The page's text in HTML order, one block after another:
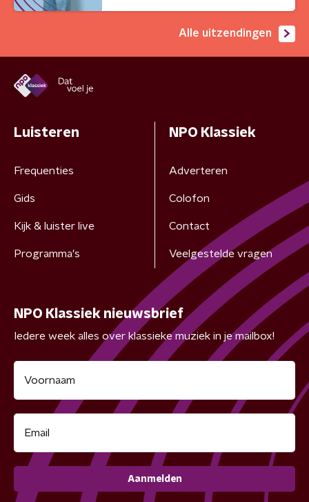
Alle uitzendingen
Luisteren
Frequenties
Gids
Kijk & luister live
Programma's
NPO Klassiek
Adverteren
Colofon
Contact
Veelgestelde vragen
NPO Klassiek nieuwsbrief
Iedere week alles over klassieke muziek in je mailbox!
Aanmelden